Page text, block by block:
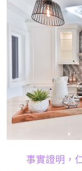
事實證明，仁